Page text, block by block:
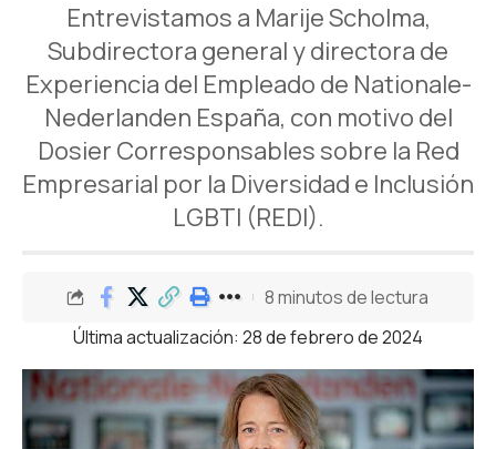
Entrevistamos a Marije Scholma,
Subdirectora general y directora de
Experiencia del Empleado de Nationale-
Nederlanden España, con motivo del
Dosier Corresponsables sobre la Red
Empresarial por la Diversidad e Inclusión
LGBTI (REDI).
Última actualización: 28 de febrero de 2024
8 minutos de lectura